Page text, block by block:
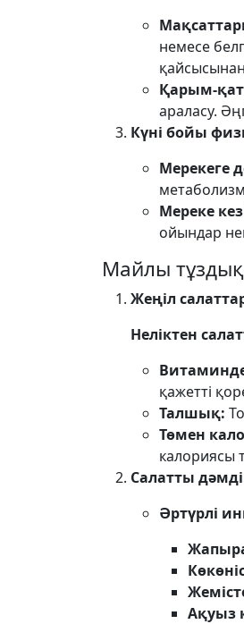
немесе
Қарым-
араласу.
Күні бойы
Мерекеге
Мереке
ойындар
Майлы
Жеңіл
Неліктен
қажетті
Талшық:
Төмен
калориясы
Салатты
Әртүрлі
Ақуыз